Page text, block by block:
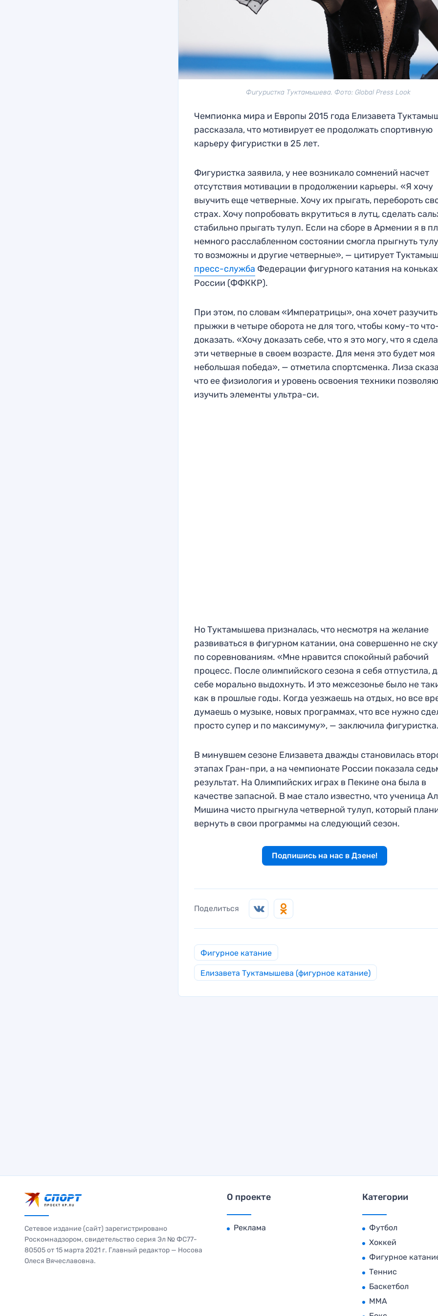
Фигуристка Туктамышева. Фото: Global Press Look
Чемпионка мира и Европы 2015 года Елизавета
рассказала, что мотивирует ее продолжать спортивную
карьеру фигуристки в 25 лет.
Фигуристка заявила, у нее возникало сомнений насчет
отсутствия мотивации в продолжении карьеры. «Я хочу
выучить еще четверные. Хочу их прыгать, перебороть
страх. Хочу попробовать вкрутиться в лутц, сделать
стабильно прыгать тулуп. Если на сборе в Армении я в
немного расслабленном состоянии смогла прыгнуть
то возможны и другие четверные», — цитирует
пресс-служба Федерации фигурного катания на коньках
России (ФФККР).
При этом, по словам «Императрицы», она хочет разучить
прыжки в четыре оборота не для того, чтобы кому-то
доказать. «Хочу доказать себе, что я это могу, что я
эти четверные в своем возрасте. Для меня это будет моя
небольшая победа», — отметила спортсменка. Лиза
что ее физиология и уровень освоения техники
изучить элементы ультра-си.
Но Туктамышева призналась, что несмотря на желание
развиваться в фигурном катании, она совершенно не
по соревнованиям. «Мне нравится спокойный рабочий
процесс. После олимпийского сезона я себя отпустила,
себе морально выдохнуть. И это межсезонье было не
как в прошлые годы. Когда уезжаешь на отдых, но все
думаешь о музыке, новых программах, что все нужно
просто супер и по максимуму», — заключила фигуристка.
В минувшем сезоне Елизавета дважды становилась
этапах Гран-при, а на чемпионате России показала
результат. На Олимпийских играх в Пекине она была в
качестве запасной. В мае стало известно, что ученица
Мишина чисто прыгнула четверной тулуп, который
вернуть в свои программы на следующий сезон.
Подпишись на нас в Дзене!
Поделиться
Фигурное катание
Елизавета Туктамышева (фигурное катание)
Сетевое издание (сайт) зарегистрировано
Роскомнадзором, свидетельство серия Эл № ФС77-
80505 от 15 марта 2021 г. Главный редактор — Носова
Олеся Вячеславовна.
О проекте
Реклама
Категории
Футбол
Хоккей
Фигурное
Теннис
Баскетбол
MMA